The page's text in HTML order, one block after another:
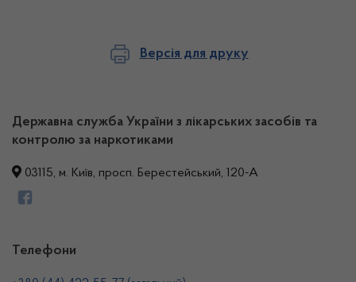
Версія для друку
Державна служба України з лікарських засобів та
контролю за наркотиками
03115, м. Київ, просп. Берестейський, 120-А
Телефони